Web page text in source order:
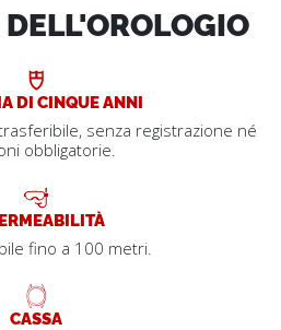
DI CINQUE ANNI
senza registrazione né
obbligatorie.
fino a 100 metri.
CASSA